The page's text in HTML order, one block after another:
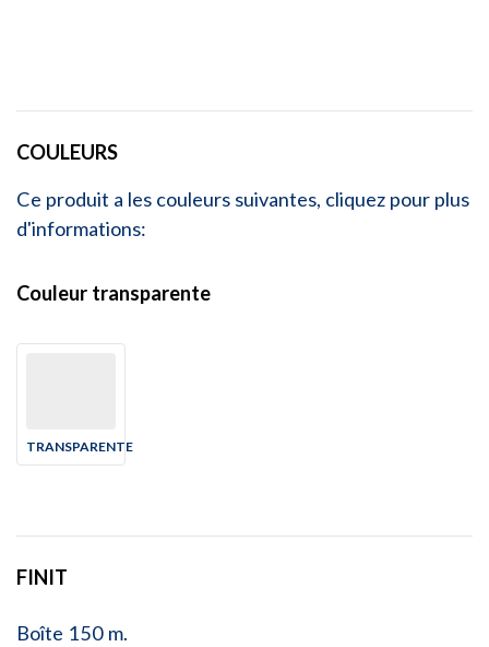
COULEURS
Ce produit a les couleurs suivantes, cliquez pour plus
d'informations:
Couleur transparente
TRANSPARENTE
FINIT
Boîte 150 m.